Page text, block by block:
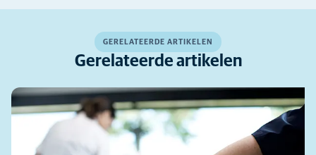
GERELATEERDE ARTIKELEN
Gerelateerde artikelen